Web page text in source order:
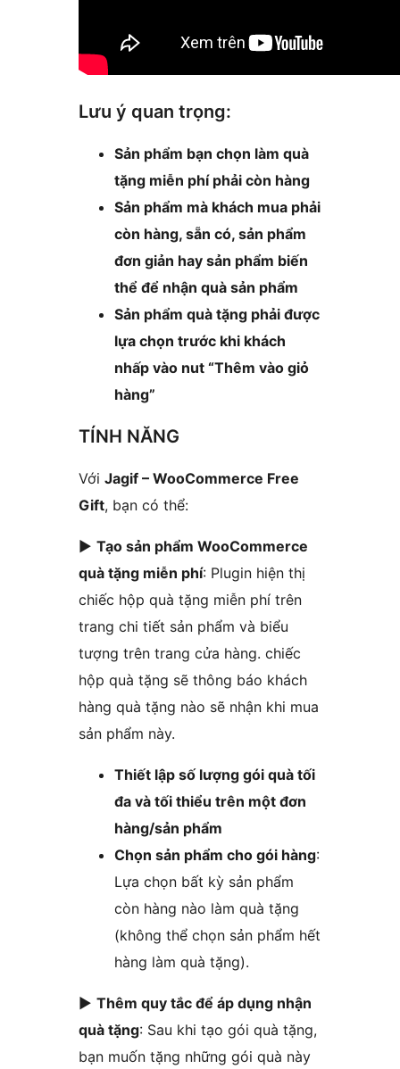
Lưu ý quan trọng:
Sản phẩm bạn chọn làm quà
tặng miễn phí phải còn hàng
Sản phẩm mà khách mua phải
còn hàng, sẵn có, sản phẩm
đơn giản hay sản phẩm biến
thể để nhận quà sản phẩm
Sản phẩm quà tặng phải được
lựa chọn trước khi khách
nhấp vào nut “Thêm vào giỏ
hàng”
TÍNH NĂNG
Với Jagif – WooCommerce Free
Gift, bạn có thể:
► Tạo sản phẩm WooCommerce
quà tặng miễn phí: Plugin hiện thị
chiếc hộp quà tặng miễn phí trên
trang chi tiết sản phẩm và biểu
tượng trên trang cửa hàng. chiếc
hộp quà tặng sẽ thông báo khách
hàng quà tặng nào sẽ nhận khi mua
sản phẩm này.
Thiết lập số lượng gói quà tối
đa và tối thiểu trên một đơn
hàng/sản phẩm
Chọn sản phẩm cho gói hàng:
Lựa chọn bất kỳ sản phẩm
còn hàng nào làm quà tặng
(không thể chọn sản phẩm hết
hàng làm quà tặng).
► Thêm quy tắc để áp dụng nhận
quà tặng: Sau khi tạo gói quà tặng,
bạn muốn tặng những gói quà này